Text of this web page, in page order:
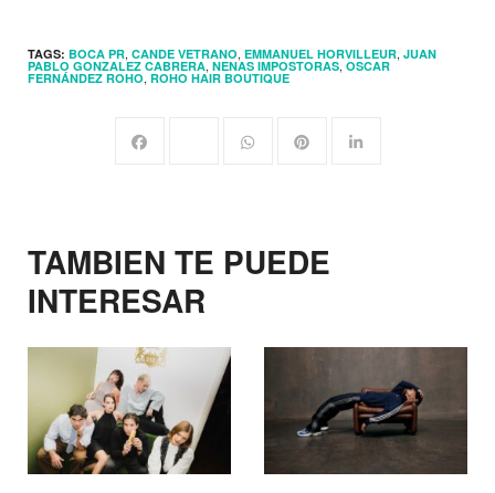
TAGS: BOCA PR, CANDE VETRANO, EMMANUEL HORVILLEUR, JUAN
PABLO GONZALEZ CABRERA, NENAS IMPOSTORAS, OSCAR
FERNÁNDEZ ROHO, ROHO HAIR BOUTIQUE
TAMBIEN TE PUEDE
INTERESAR